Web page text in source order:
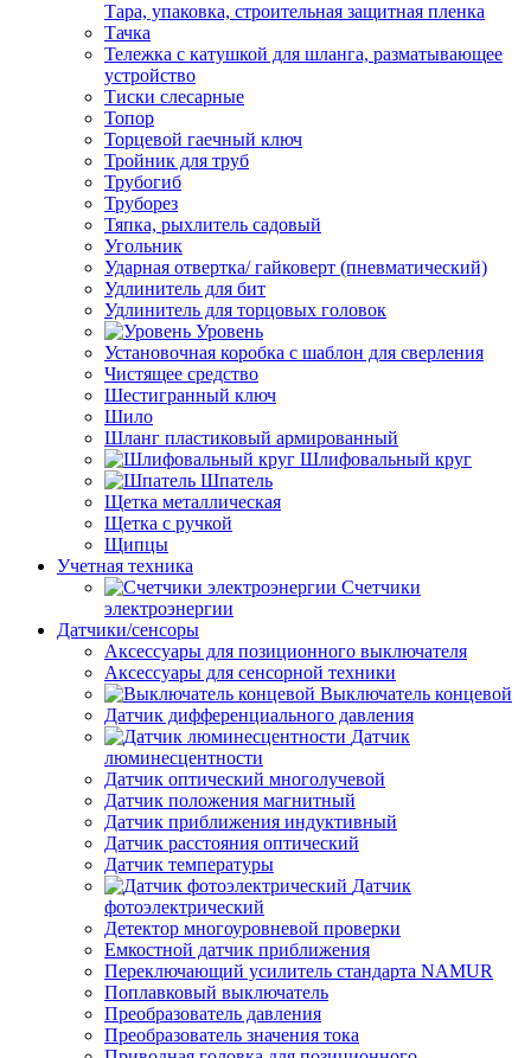
Тара, упаковка, строительная защитная пленка
Тачка
Тележка с катушкой для шланга, разматывающее
устройство
Тиски слесарные
Топор
Торцевой гаечный ключ
Тройник для труб
Трубогиб
Труборез
Тяпка, рыхлитель садовый
Угольник
Ударная отвертка/ гайковерт (пневматический)
Удлинитель для бит
Удлинитель для торцовых головок
Уровень
Установочная коробка с шаблон для сверления
Чистящее средство
Шестигранный ключ
Шило
Шланг пластиковый армированный
Шлифовальный круг
Шпатель
Щетка металлическая
Щетка с ручкой
Щипцы
Учетная техника
Счетчики
электроэнергии
Датчики/сенсоры
Аксессуары для позиционного выключателя
Аксессуары для сенсорной техники
Выключатель концевой
Датчик дифференциального давления
Датчик
люминесцентности
Датчик оптический многолучевой
Датчик положения магнитный
Датчик приближения индуктивный
Датчик расстояния оптический
Датчик температуры
Датчик
фотоэлектрический
Детектор многоуровневой проверки
Емкостной датчик приближения
Переключающий усилитель стандарта NAMUR
Поплавковый выключатель
Преобразователь давления
Преобразователь значения тока